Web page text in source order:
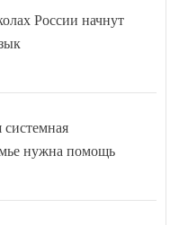
России начнут
системная
нужна помощь